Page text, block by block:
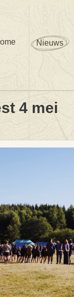
Nieuws
4 mei